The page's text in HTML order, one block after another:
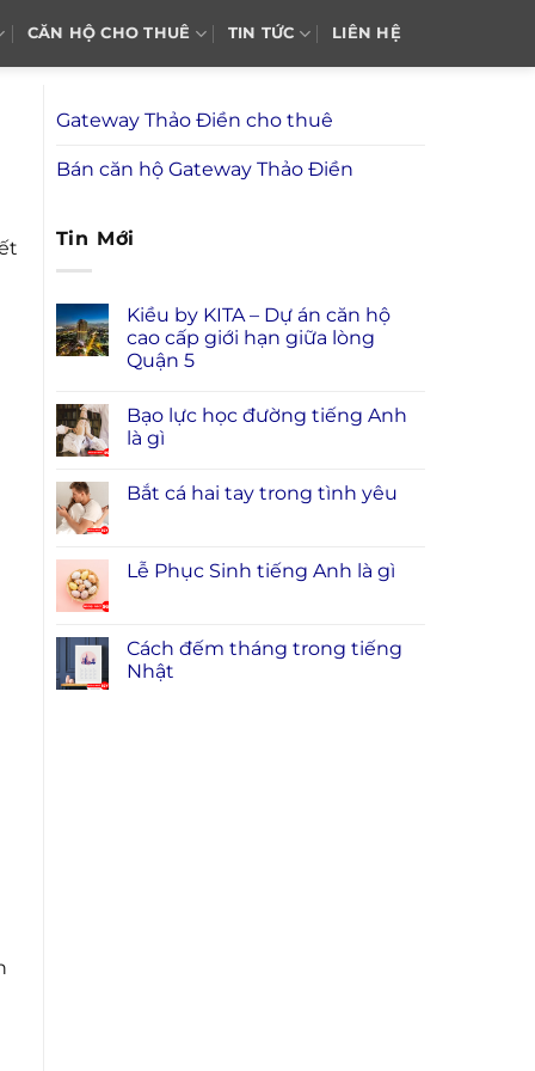
CĂN HỘ CHO THUÊ TIN TỨC LIÊN HỆ
Gateway Thảo Điền cho thuê
Bán căn hộ Gateway Thảo Điền
Tin Mới
Kiều by KITA – Dự án căn hộ
cao cấp giới hạn giữa lòng
Quận 5
Bạo lực học đường tiếng Anh
là gì
Bắt cá hai tay trong tình yêu
Lễ Phục Sinh tiếng Anh là gì
Cách đếm tháng trong tiếng
Nhật